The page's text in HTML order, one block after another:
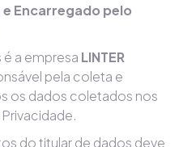
Encarregado pelo
a empresa LINTER
pela coleta e
os dados coletados nos
do titular de dados deve